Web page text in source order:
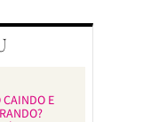
CAINDO E